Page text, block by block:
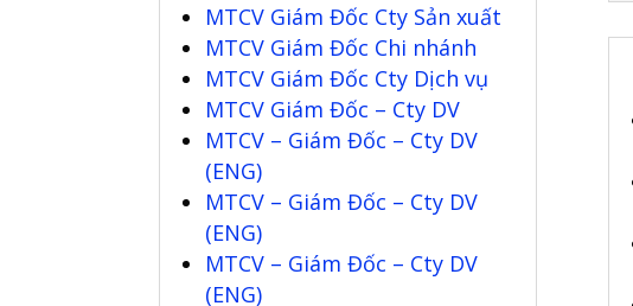
MTCV Giám Đốc Cty Sản xuất
MTCV Giám Đốc Chi nhánh
MTCV Giám Đốc Cty Dịch vụ
MTCV Giám Đốc – Cty DV
MTCV – Giám Đốc – Cty DV
(ENG)
MTCV – Giám Đốc – Cty DV
(ENG)
MTCV – Giám Đốc – Cty DV
(ENG)